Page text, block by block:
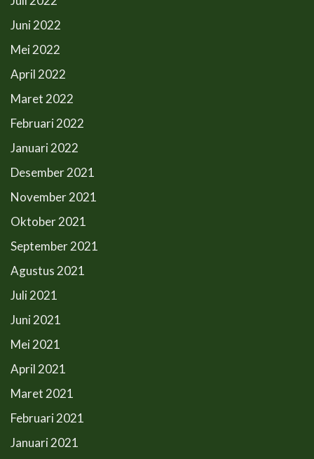
Juni 2022
Mei 2022
April 2022
Maret 2022
Februari 2022
Januari 2022
Desember 2021
November 2021
Oktober 2021
September 2021
Agustus 2021
Juli 2021
Juni 2021
Mei 2021
April 2021
Maret 2021
Februari 2021
Januari 2021